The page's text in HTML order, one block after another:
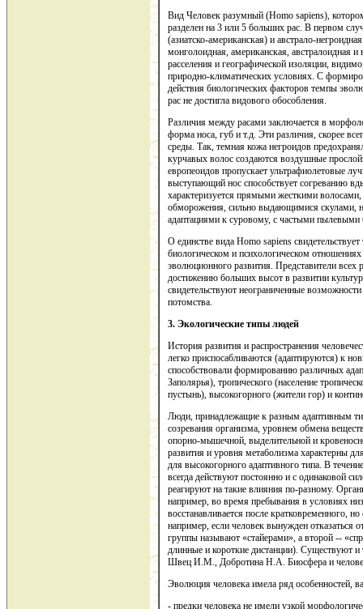
Вид Человек разумный (Homo sapiens),
разделен на 3 или 5 больших рас. В первом
(азиатско-американская) и австрало-
монголоидная, американская, австралоидная и
расселения и географической изоляции,
природно-климатических условиях. С
действия биологических факторов темпы
рас не достигла видового обособления.
Различия между расами заключается в
форма носа, губ и т.д. Эти различия, скорее
среды. Так, темная кожа негроидов
курчавых волос создаются воздушные
европеоидов пропускает ультрафиолетовые
выступающий нос способствует согреванию
характеризуется прямыми жесткими
обморожения, сильно выдающимися скулами,
адаптациями к суровому, с частыми
О единстве вида Homo sapiens
биологическом и психологическом
эволюционного развития. Представители
достижению больших высот в развитии
свидетельствуют неограниченные
потомства.
3. Экологические типы людей
История развития и распространения
легко приспосабливаются (адаптируются) к
способствовали формированию различных
Заполярья), тропического (население
пустынь), высокогорного (жители гор) и
Люди, принадлежащие к разным адаптивным
созревания организма, уровнем обмена
опорно-мышечной, выделительной и
развития и уровня метаболизма характерны
для высокогорного адаптивного типа. В
всегда действуют постоянно и с одинаковой
реагируют на такие влияния по-разному.
например, во время пребывания в условиях
восстанавливается после кратковременного,
например, если человек вынужден отказаться
группы называют «стайерами», а второй --
длинные и короткие дистанции). Существуют и
Швец И.М., Добротина Н.А. Биосфера и
Эволюция человека имела ряд особенностей,
- предки человека не имели узкой